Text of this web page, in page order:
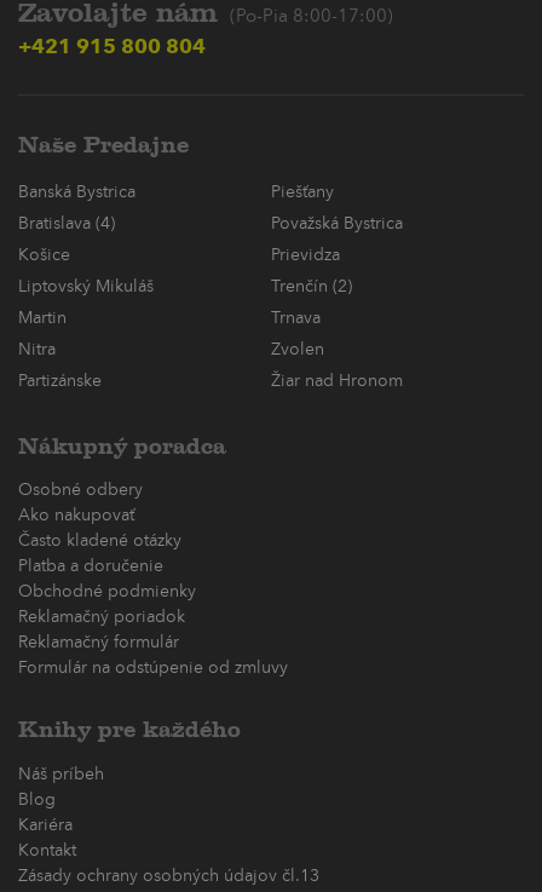
Zavolajte nám (Po-Pia 8:00-17:00)
+421 915 800 804
Naše Predajne
Banská Bystrica
Piešťany
Bratislava (4)
Považská Bystrica
Košice
Prievidza
Liptovský Mikuláš
Trenčín (2)
Martin
Trnava
Nitra
Zvolen
Partizánske
Žiar nad Hronom
Nákupný poradca
Osobné odbery
Ako nakupovať
Často kladené otázky
Platba a doručenie
Obchodné podmienky
Reklamačný poriadok
Reklamačný formulár
Formulár na odstúpenie od zmluvy
Knihy pre každého
Náš príbeh
Blog
Kariéra
Kontakt
Zásady ochrany osobných údajov čl.13